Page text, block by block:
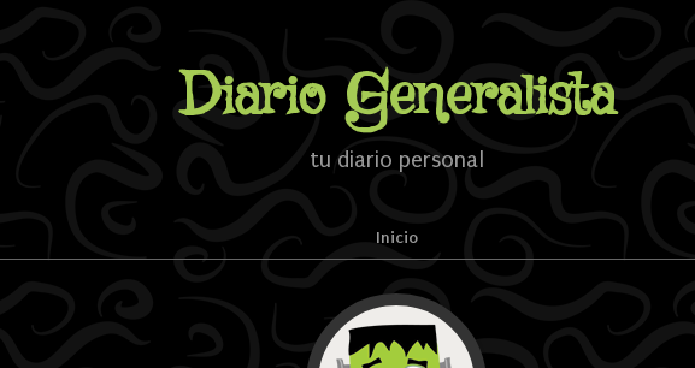
Diario Generalista
tu diario personal
Inicio